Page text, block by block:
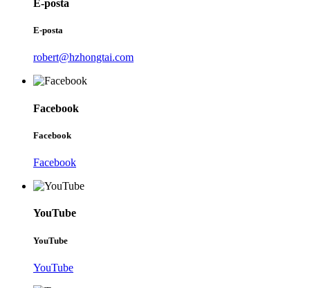
E-posta
E-posta
robert@hzhongtai.com
Facebook
Facebook
Facebook
YouTube
YouTube
YouTube